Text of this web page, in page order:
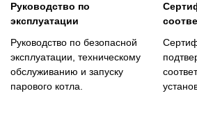
Руководство по
эксплуатации
Руководство по безопасной
эксплуатации, техническому
обслуживанию и запуску
парового котла.